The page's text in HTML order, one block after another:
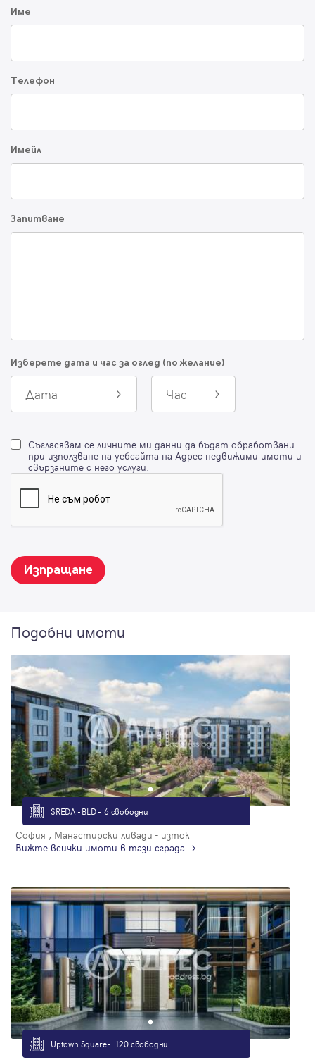
Име
Телефон
Имейл
Запитване
Изберете дата и час за оглед (по желание)
Дата Час
Съгласявам се личните ми данни да бъдат обработвани
при използване на уебсайта на Адрес недвижими имоти и
свързаните с него услуги.
Изпращане
Подобни имоти
SREDA - BLD - 6 свободни
София , Манастирски ливади - изток
Вижте всички имоти в тази сграда
Uptown Square - 120 свободни